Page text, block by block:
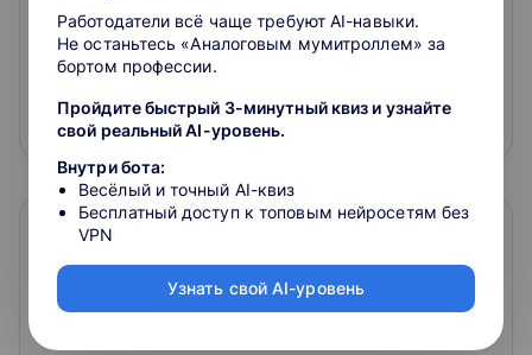
Онлайн-обучение для специалиста по
закупкам. Закупки по 223‑ФЗ
бесплатно
Работодатели всё чаще требуют AI-навыки.
Не останьтесь «Аналоговым мумитроллем» за
бортом профессии.
Пройдите быстрый 3-минутный квиз и узнайте
свой реальный AI-уровень.
Внутри бота:
Весёлый и точный AI-квиз
Бесплатный доступ к топовым нейросетям без
VPN
Узнать свой AI-уровень